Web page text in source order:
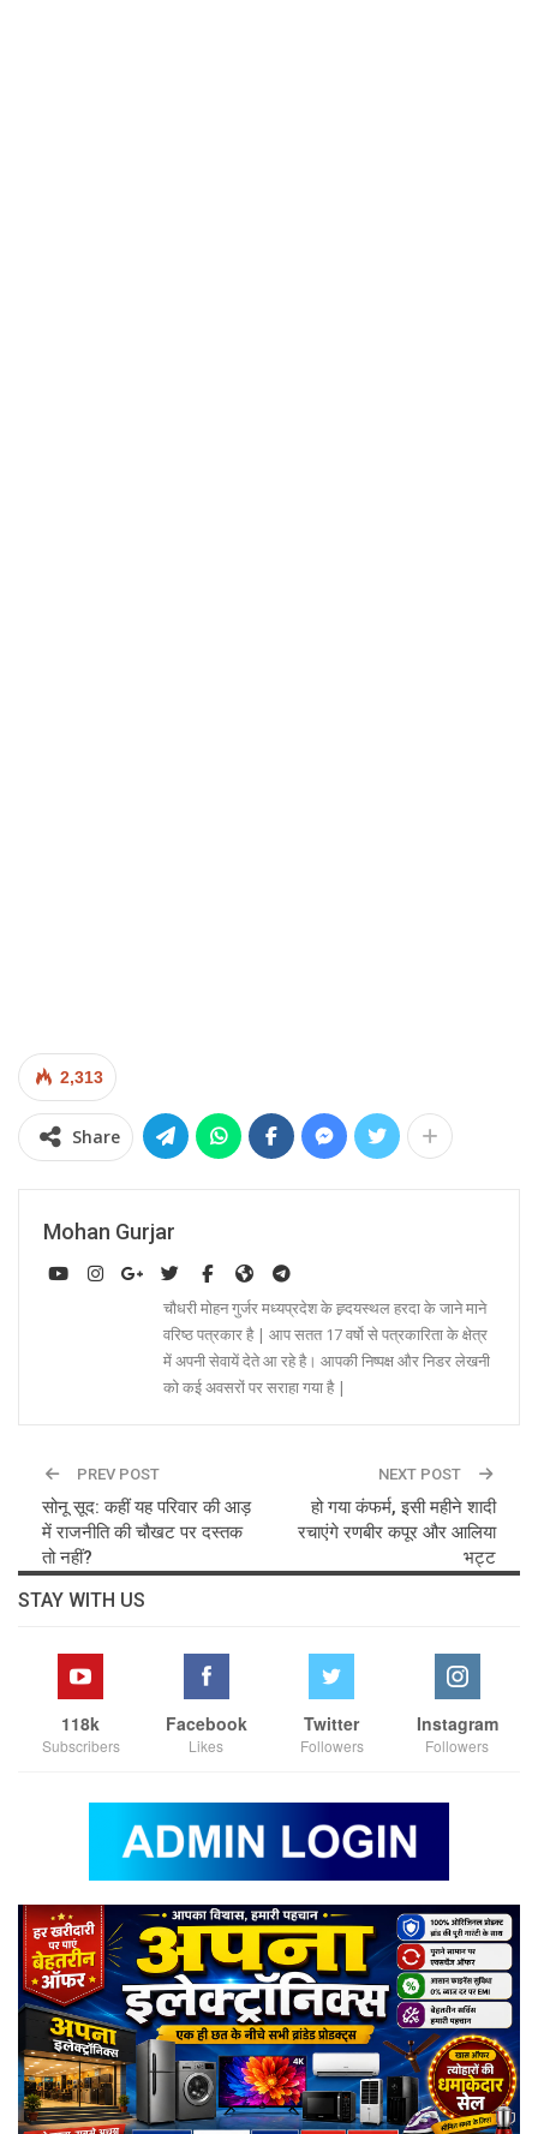
2,313
Share
Mohan Gurjar
चौधरी मोहन गुर्जर मध्यप्रदेश के ह्र्दयस्थल हरदा के जाने माने
वरिष्ठ पत्रकार है | आप सतत 17 वर्षो से पत्रकारिता के क्षेत्र
में अपनी सेवायें देते आ रहे है। आपकी निष्पक्ष और निडर लेखनी
को कई अवसरों पर सराहा गया है |
PREV POST
सोनू सूद: कहीं यह परिवार की आड़
में राजनीति की चौखट पर दस्तक
तो नहीं?
NEXT POST
हो गया कंफर्म, इसी महीने शादी
रचाएंगे रणबीर कपूर और आलिया
भट्ट
STAY WITH US
118k
Subscribers
Facebook
Likes
Twitter
Followers
Instagram
Followers